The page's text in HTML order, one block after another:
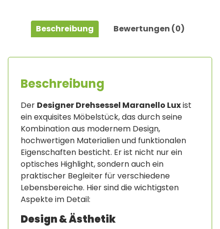
Beschreibung Bewertungen (0)
Beschreibung
Der Designer Drehsessel Maranello Luxist
ein exquisites Möbelstück, das durch seine
Kombination aus modernem Design,
hochwertigen Materialien und funktionalen
Eigenschaften besticht. Er ist nicht nur ein
optisches Highlight, sondern auch ein
praktischer Begleiter für verschiedene
Lebensbereiche. Hier sind die wichtigsten
Aspekte im Detail:
Design & Ästhetik